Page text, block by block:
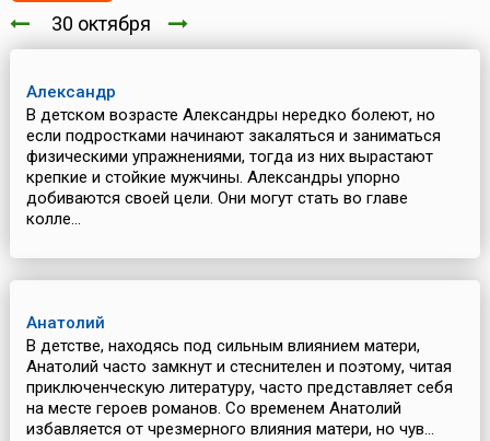
30 октября
Александр
В детском возрасте Александры нередко болеют, но
если подростками начинают закаляться и заниматься
физическими упражнениями, тогда из них вырастают
крепкие и стойкие мужчины. Александры упорно
добиваются своей цели. Они могут стать во главе
колле...
Анатолий
В детстве, находясь под сильным влиянием матери,
Анатолий часто замкнут и стеснителен и поэтому, читая
приключенческую литературу, часто представляет себя
на месте героев романов. Со временем Анатолий
избавляется от чрезмерного влияния матери, но чув...